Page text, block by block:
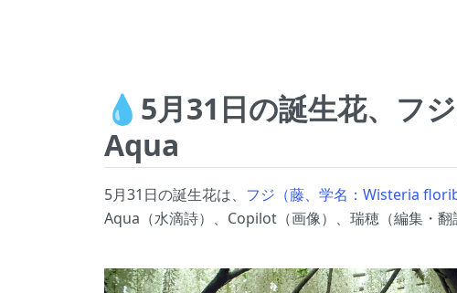
💧5月31日の誕生花、フ
Aqua
5月31日の誕生花は、 フジ（藤、学名：Wisteria
Aqua（水滴詩）、Copilot（画像）、瑞穂（編集・翻